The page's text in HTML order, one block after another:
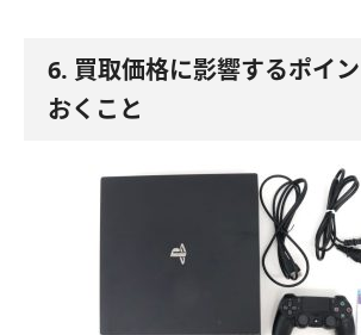
6. 買取価格に影響するポイ
おくこと